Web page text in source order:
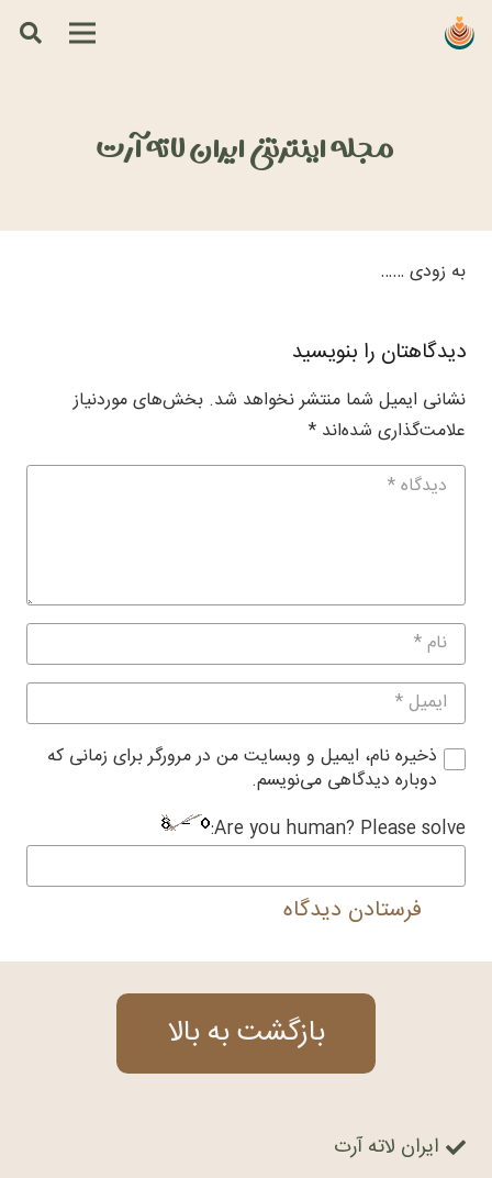
مجله اینترنتی ایران لاته آرت
به زودی ……
دیدگاهتان را بنویسید
نشانی ایمیل شما منتشر نخواهد شد. بخش‌های موردنیاز
علامت‌گذاری شده‌اند *
ذخیره نام، ایمیل و وبسایت من در مرورگر برای زمانی که
دوباره دیدگاهی می‌نویسم.
Are you human? Please solve:
فرستادن دیدگاه
بازگشت به بالا
ایران لاته آرت